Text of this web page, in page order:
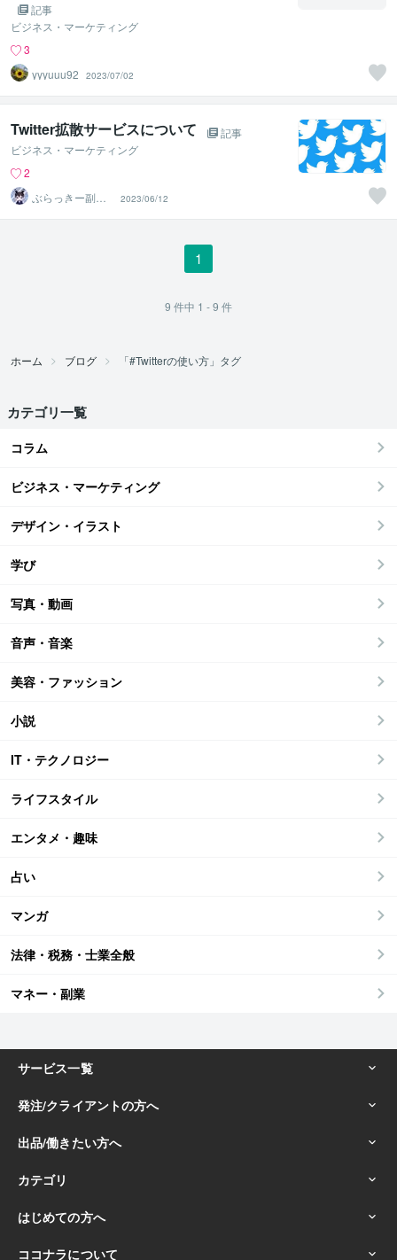
記事
ビジネス・マーケティング
3
yyyuuu92
2023/07/02
Twitter拡散サービスについて
記事
ビジネス・マーケティング
2
ぶらっきー副
業・AI設計・ラ
イティング
2023/06/12
1
9 件中 1 - 9 件
ホーム ブログ 「#Twitterの使い方」タグ
カテゴリ一覧
コラム
ビジネス・マーケティング
デザイン・イラスト
学び
写真・動画
音声・音楽
美容・ファッション
小説
IT・テクノロジー
ライフスタイル
エンタメ・趣味
占い
マンガ
法律・税務・士業全般
マネー・副業